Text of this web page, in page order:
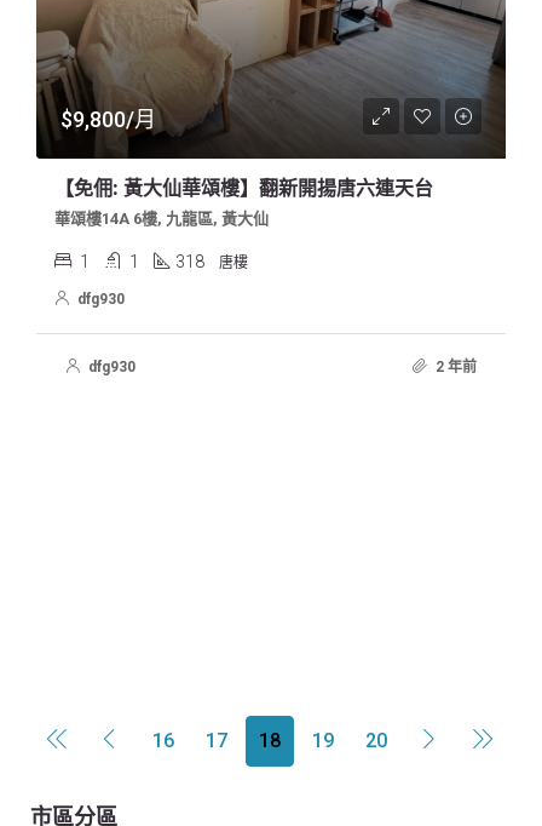
$9,800/月
【免佣: 黃大仙華頌樓】翻新開揚唐六連天台
華頌樓14A 6樓, 九龍區, 黃大仙
1 1 318 唐樓
dfg930
dfg930 2 年前
16 17 18 19 20
市區分區